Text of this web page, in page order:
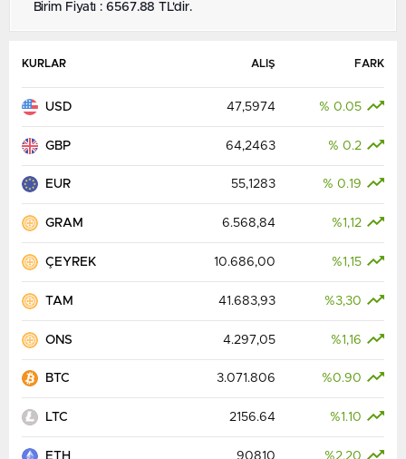
Birim Fiyatı : 6567.88 TL'dir.
KURLAR ALIŞ FARK
USD 47,5974 % 0.05
GBP 64,2463 % 0.2
EUR 55,1283 % 0.19
GRAM 6.568,84 %1,12
ÇEYREK 10.686,00 %1,15
TAM 41.683,93 %3,30
ONS 4.297,05 %1,16
BTC 3.071.806 %0.90
LTC 2156.64 %1.10
ETH 90810 %2.20